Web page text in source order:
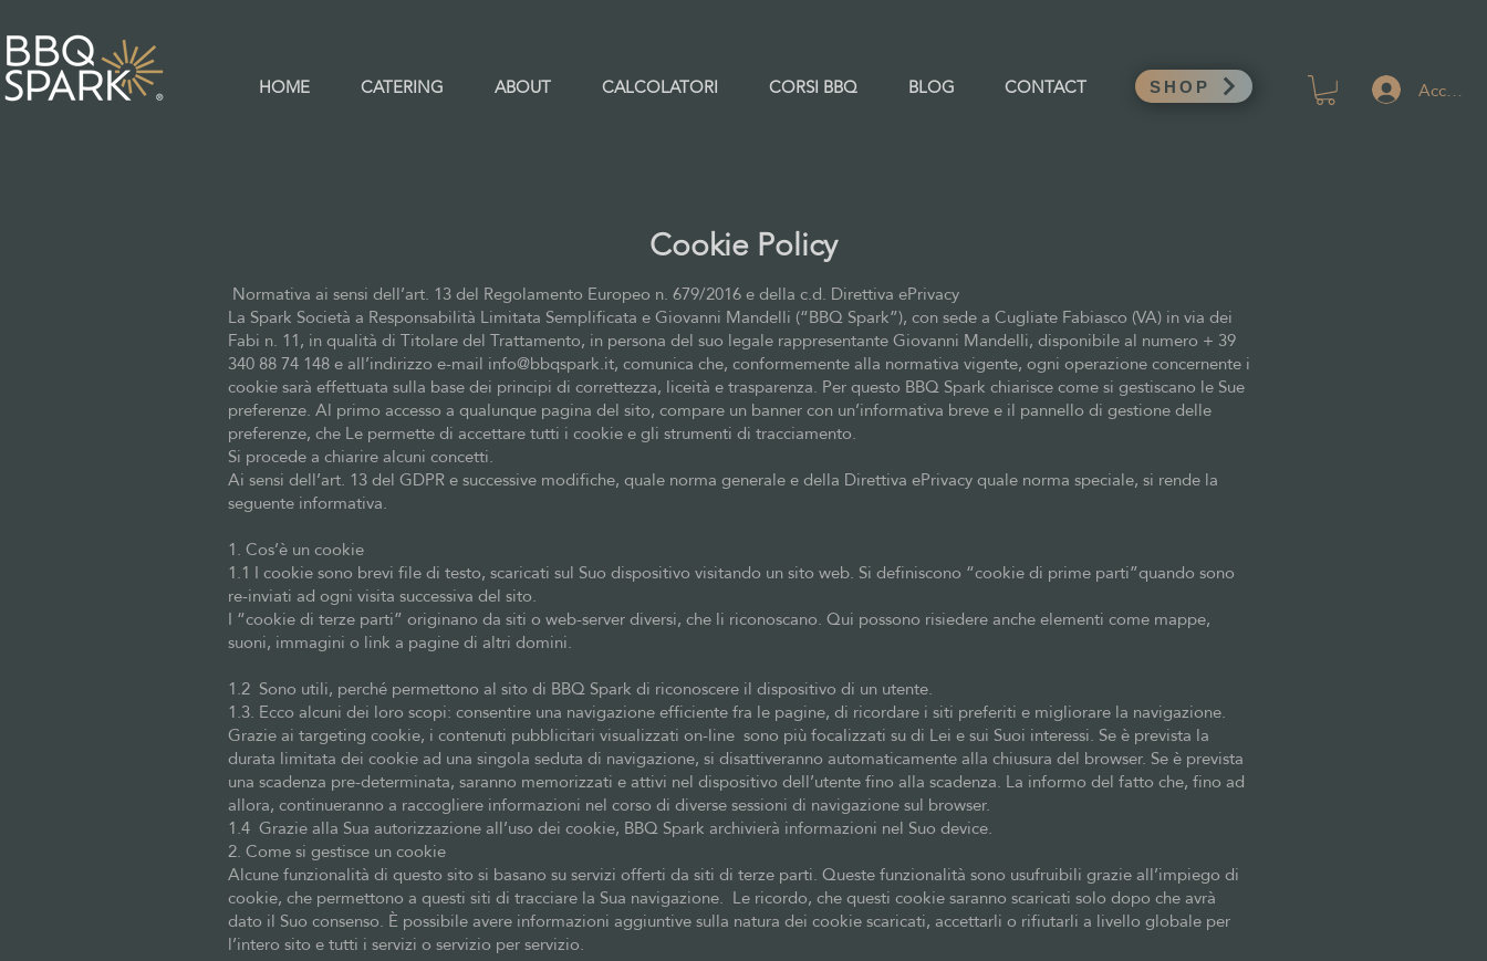
HOME CATERING ABOUT CALCOLATORI CORSI BBQ BLOG CONTACT SHOP Accedi
Cookie Policy
Normativa ai sensi dell’art. 13 del Regolamento Europeo n. 679/2016 e della c.d. Direttiva ePrivacy
La Spark Società a Responsabilità Limitata Semplificata e Giovanni Mandelli (“BBQ Spark”), con sede a Cugliate Fabiasco (VA) in via dei
Fabi n. 11, in qualità di Titolare del Trattamento, in persona del suo legale rappresentante Giovanni Mandelli, disponibile al numero + 39
340 88 74 148 e all’indirizzo e-mail info@bbqspark.it, comunica che, conformemente alla normativa vigente, ogni operazione concernente i
cookie sarà effettuata sulla base dei principi di correttezza, liceità e trasparenza. Per questo BBQ Spark chiarisce come si gestiscano le Sue
preferenze. Al primo accesso a qualunque pagina del sito, compare un banner con un’informativa breve e il pannello di gestione delle
preferenze, che Le permette di accettare tutti i cookie e gli strumenti di tracciamento.
Si procede a chiarire alcuni concetti.
Ai sensi dell’art. 13 del GDPR e successive modifiche, quale norma generale e della Direttiva ePrivacy quale norma speciale, si rende la
seguente informativa.
1. Cos’è un cookie
1.1 I cookie sono brevi file di testo, scaricati sul Suo dispositivo visitando un sito web. Si definiscono “cookie di prime parti”quando sono
re-inviati ad ogni visita successiva del sito.
I “cookie di terze parti” originano da siti o web-server diversi, che li riconoscano. Qui possono risiedere anche elementi come mappe,
suoni, immagini o link a pagine di altri domini.
1.2 Sono utili, perché permettono al sito di BBQ Spark di riconoscere il dispositivo di un utente.
1.3. Ecco alcuni dei loro scopi: consentire una navigazione efficiente fra le pagine, di ricordare i siti preferiti e migliorare la navigazione.
Grazie ai targeting cookie, i contenuti pubblicitari visualizzati on-line sono più focalizzati su di Lei e sui Suoi interessi. Se è prevista la
durata limitata dei cookie ad una singola seduta di navigazione, si disattiveranno automaticamente alla chiusura del browser. Se è prevista
una scadenza pre-determinata, saranno memorizzati e attivi nel dispositivo dell’utente fino alla scadenza. La informo del fatto che, fino ad
allora, continueranno a raccogliere informazioni nel corso di diverse sessioni di navigazione sul browser.
1.4 Grazie alla Sua autorizzazione all’uso dei cookie, BBQ Spark archivierà informazioni nel Suo device.
2. Come si gestisce un cookie
Alcune funzionalità di questo sito si basano su servizi offerti da siti di terze parti. Queste funzionalità sono usufruibili grazie all’impiego di
cookie, che permettono a questi siti di tracciare la Sua navigazione. Le ricordo, che questi cookie saranno scaricati solo dopo che avrà
dato il Suo consenso. È possibile avere informazioni aggiuntive sulla natura dei cookie scaricati, accettarli o rifiutarli a livello globale per
l’intero sito e tutti i servizi o servizio per servizio.